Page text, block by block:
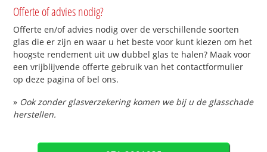
Offerte of advies nodig?
Offerte en/of advies nodig over de verschillende soorten
glas die er zijn en waar u het beste voor kunt kiezen om het
hoogste rendement uit uw dubbel glas te halen? Maak voor
een vrijblijvende offerte gebruik van het contactformulier
op deze pagina of bel ons.
» Ook zonder glasverzekering komen we bij u de glasschade
herstellen.